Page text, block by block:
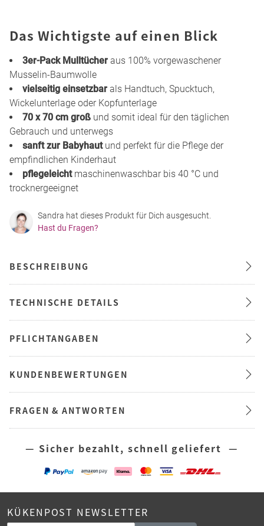
Das Wichtigste auf einen Blick
3er-Pack Mulltücher aus 100% vorgewaschener
Musselin-Baumwolle
vielseitig einsetzbar als Handtuch, Spucktuch,
Wickelunterlage oder Kopfunterlage
70 x 70 cm groß und somit ideal für den täglichen
Gebrauch und unterwegs
sanft zur Babyhautund perfekt für die Pflege der
empfindlichen Kinderhaut
pflegeleichtmaschinenwaschbar bis 40 °C und
trocknergeeignet
Sandra hat dieses Produkt für Dich ausgesucht.
Hast du Fragen?
BESCHREIBUNG
TECHNISCHE DETAILS
PFLICHTANGABEN
KUNDENBEWERTUNGEN
FRAGEN & ANTWORTEN
— Sicher bezahlt, schnell geliefert —
KÜKENPOST NEWSLETTER